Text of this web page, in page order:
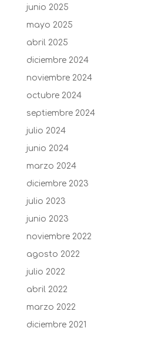
junio 2025
mayo 2025
abril 2025
diciembre 2024
noviembre 2024
octubre 2024
septiembre 2024
julio 2024
junio 2024
marzo 2024
diciembre 2023
julio 2023
junio 2023
noviembre 2022
agosto 2022
julio 2022
abril 2022
marzo 2022
diciembre 2021